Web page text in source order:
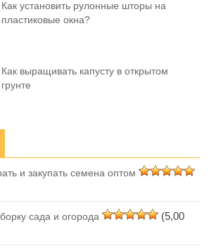
Как установить рулонные шторы на
пластиковые окна?
Как выращивать капусту в открытом
грунте
и закупать семена оптом
сада и огорода
(5,00